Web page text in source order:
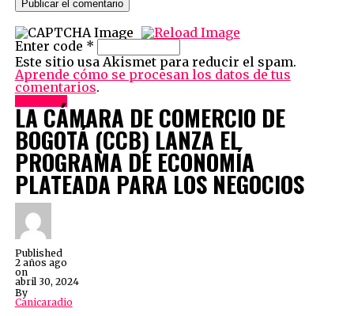
Enter code *
Este sitio usa Akismet para reducir el spam.
Aprende cómo se procesan los datos de tus
comentarios.
Economía
LA CÁMARA DE COMERCIO DE
BOGOTÁ (CCB) LANZA EL
PROGRAMA DE ECONOMÍA
PLATEADA PARA LOS NEGOCIOS
Published
2 años ago
on
abril 30, 2024
By
Canicaradio